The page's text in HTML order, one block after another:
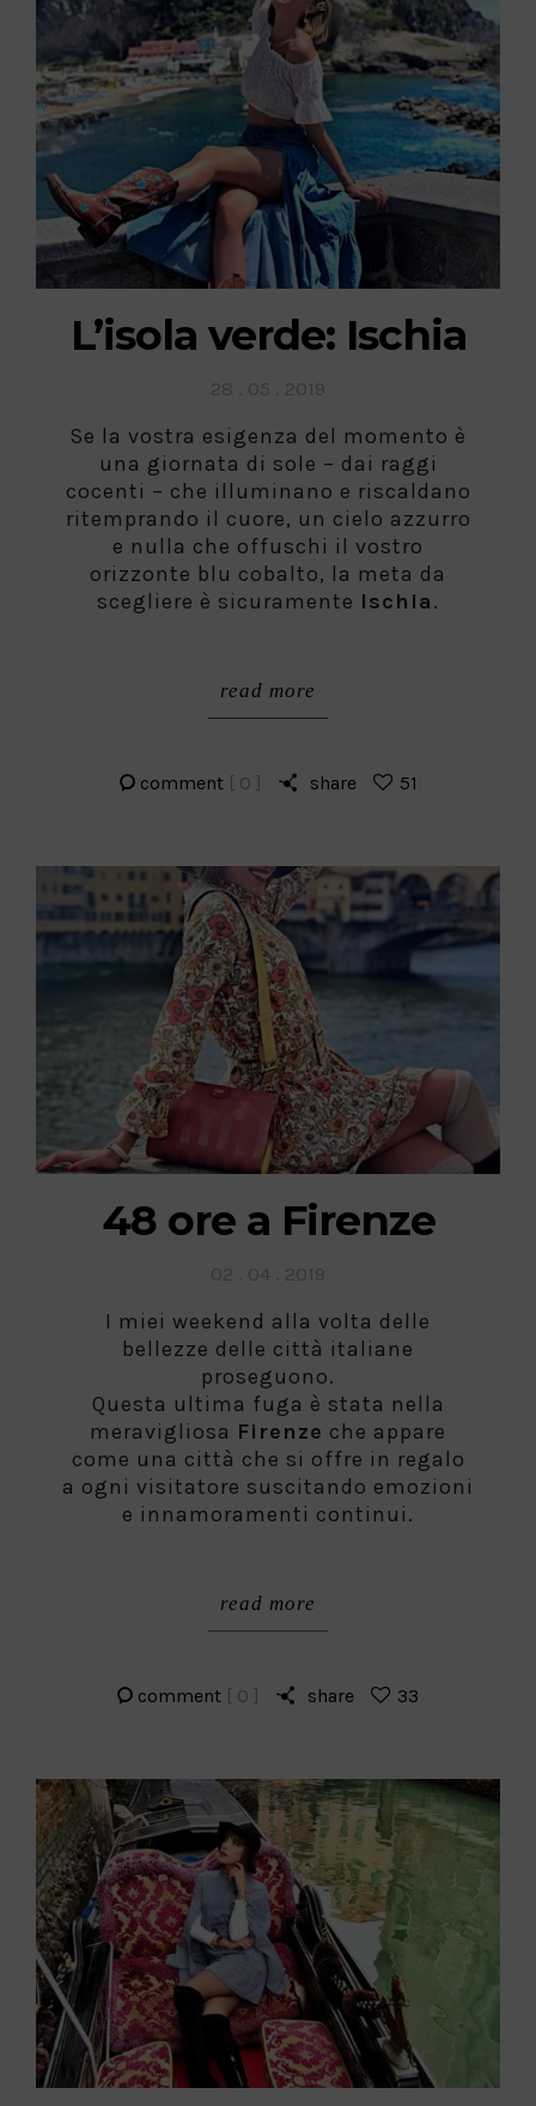
L’isola verde: Ischia
Se la vostra esigenza del momento è
una giornata di sole – dai raggi
cocenti – che illuminano e riscaldano
ritemprando il cuore, un cielo azzurro
e nulla che offuschi il vostro
orizzonte blu cobalto, la meta da
scegliere è sicuramente Ischia.
read more
comment [ 0 ] share 51
48 ore a Firenze
I miei weekend alla volta delle
bellezze delle città italiane
proseguono.
Questa ultima fuga è stata nella
meravigliosa Firenze che appare
come una città che si offre in regalo
a ogni visitatore suscitando emozioni
e innamoramenti continui.
read more
comment [ 0 ] share 33